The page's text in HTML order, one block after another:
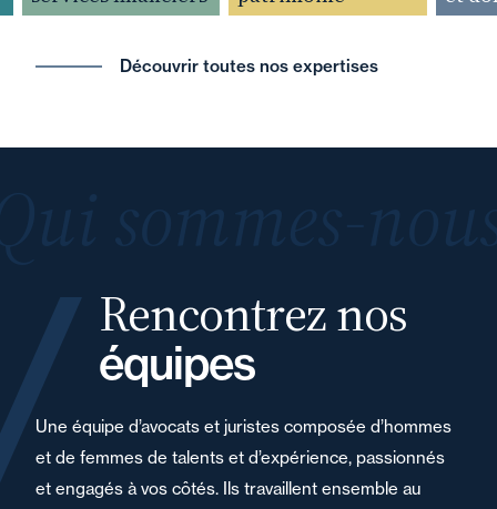
Découvrir toutes nos expertises
Rencontrez nos
équipes
Une équipe d’avocats et juristes composée d’hommes
et de femmes de talents et d’expérience, passionnés
et engagés à vos côtés. Ils travaillent ensemble au